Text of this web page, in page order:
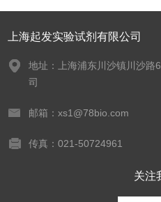
上海起发实验试剂有限公司
地址：上海浦东川沙镇川沙路
司
邮箱：xs1@78bio.com
传真：021-50724961
关注